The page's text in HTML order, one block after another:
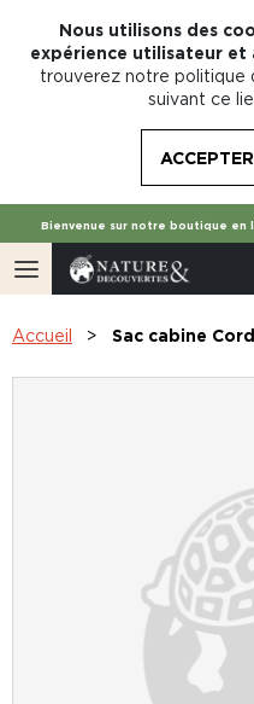
Nous utilisons des
expérience utilisateur et
trouverez notre politique
suivant ce
Bienvenue sur notre boutique en
Accueil Sac cabine